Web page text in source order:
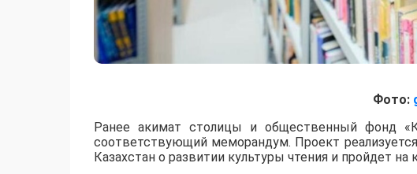
Фото:
Ранее акимат столицы и общественный фонд
соответствующий меморандум. Проект
Казахстан о развитии культуры чтения и пройдет на